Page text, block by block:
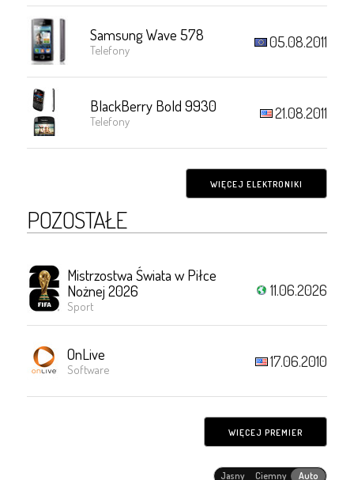
Samsung Wave 578
Telefony 05.08.2011
BlackBerry Bold 9930
Telefony 21.08.2011
WIĘCEJ ELEKTRONIKI
POZOSTAŁE
Mistrzostwa Świata w Piłce
Nożnej 2026
Sport
11.06.2026
OnLive
Software 17.06.2010
WIĘCEJ PREMIER
Jasny Ciemny Auto